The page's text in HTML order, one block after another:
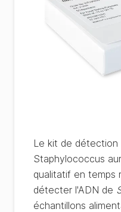
Le kit de
Staphylococcus
qualitatif en temps
détecter l'ADN de
échantillons